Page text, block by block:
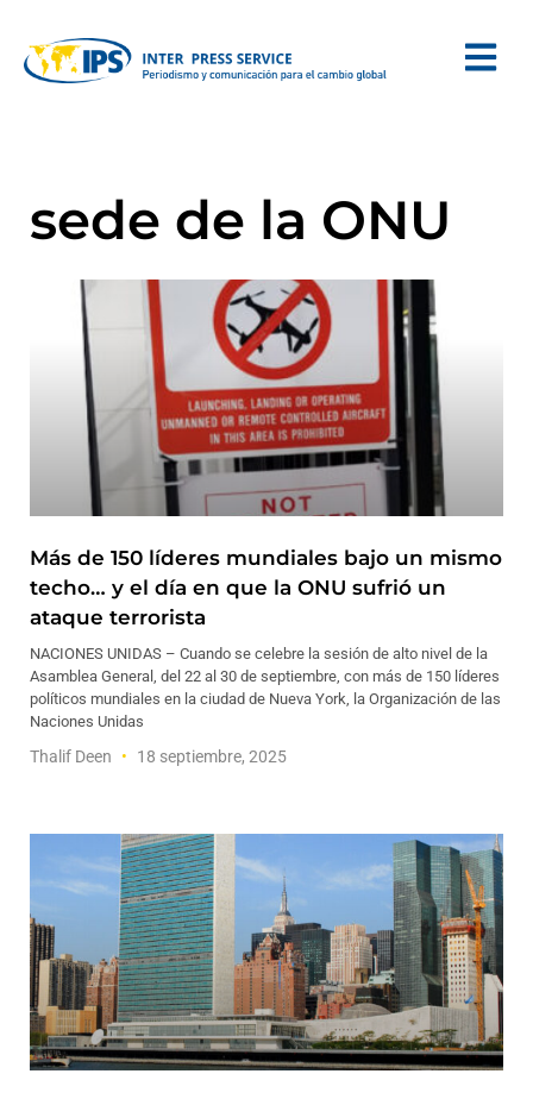
sede de la ONU
Más de 150 líderes mundiales bajo un mismo
techo… y el día en que la ONU sufrió un
ataque terrorista
NACIONES UNIDAS – Cuando se celebre la sesión de alto nivel de la
Asamblea General, del 22 al 30 de septiembre, con más de 150 líderes
políticos mundiales en la ciudad de Nueva York, la Organización de las
Naciones Unidas
Thalif Deen 18 septiembre, 2025